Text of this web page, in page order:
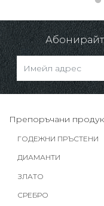
Препоръчани
ГОДЕЖНИ ПРЪСТЕНИ
ДИАМАНТИ
ЗЛАТО
СРЕБРО